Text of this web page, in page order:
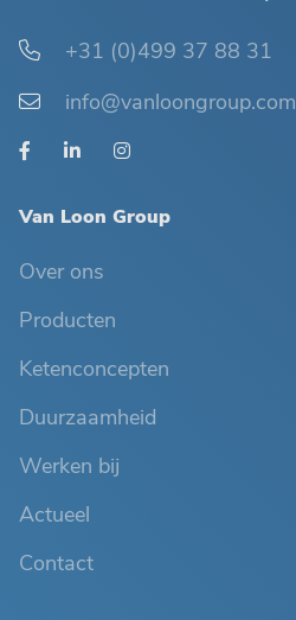
+31 (0)499 37 88 31
info@vanloongroup.com
Van Loon Group
Over ons
Producten
Ketenconcepten
Duurzaamheid
Werken bij
Actueel
Contact